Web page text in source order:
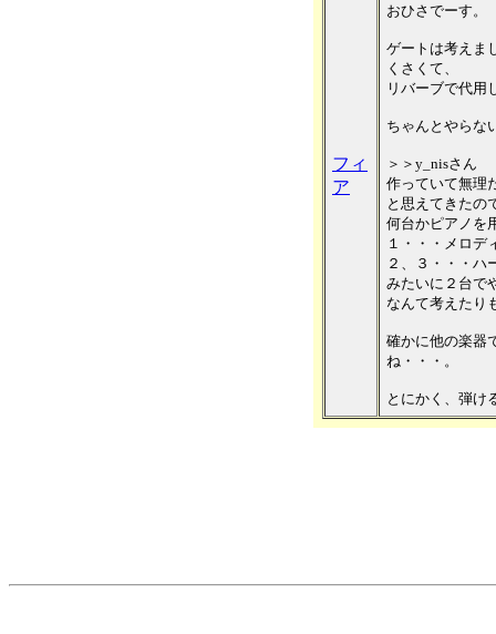
フィ
ア
おひさでーす。
ゲートは考えま
くさくて、
リバーブで代用
ちゃんとやらな
＞＞y_nisさん
作っていて無理
と思えてきたの
何台かピアノを
１・・・メロデ
２、３・・・ハ
みたいに２台で
なんて考えたり
確かに他の楽器
ね・・・。
とにかく、弾け